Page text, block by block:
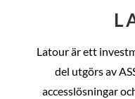
Latour är ett
del utgörs av
accesslösningar